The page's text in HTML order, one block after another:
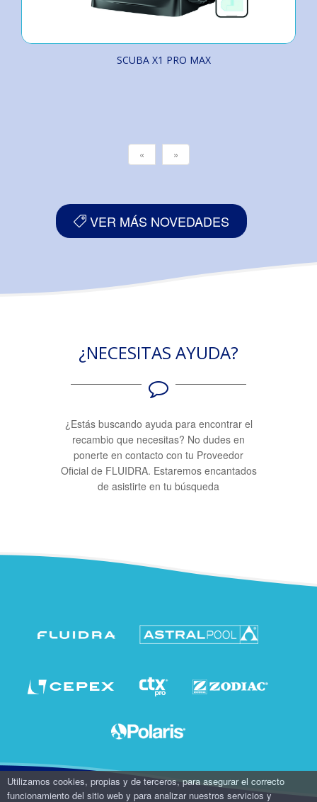
SCUBA X1 PRO MAX
« »
VER MÁS NOVEDADES
¿NECESITAS AYUDA?
¿Estás buscando ayuda para encontrar el
recambio que necesitas? No dudes en
ponerte en contacto con tu Proveedor
Oficial de FLUIDRA. Estaremos encantados
de asistirte en tu búsqueda
Utilizamos cookies, propias y de terceros, para asegurar el correcto
funcionamiento del sitio web y para analizar nuestros servicios y